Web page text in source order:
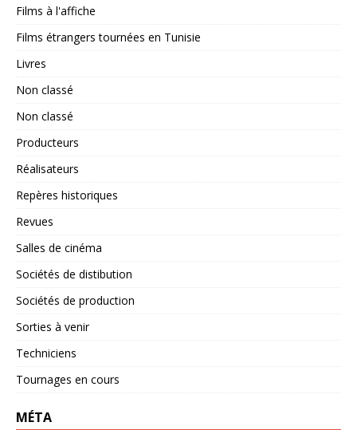
Films à l'affiche
Films étrangers tournées en Tunisie
Livres
Non classé
Non classé
Producteurs
Réalisateurs
Repères historiques
Revues
Salles de cinéma
Sociétés de distibution
Sociétés de production
Sorties à venir
Techniciens
Tournages en cours
MÉTA